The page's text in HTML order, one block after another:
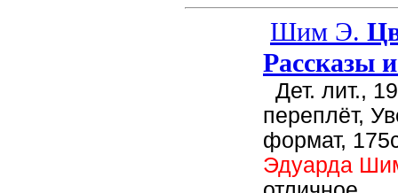
Шим Э.
Рассказы
Дет. лит.,
переплёт,
формат,
Эдуарда